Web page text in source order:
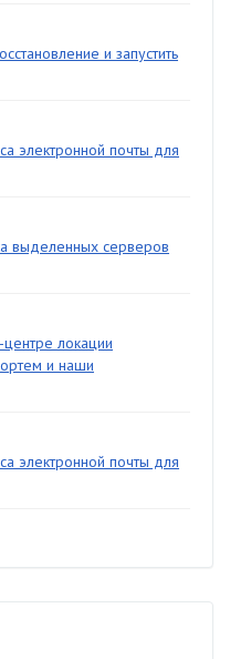
и запустить
электронной почты для
выделенных серверов
локации
и наши
электронной почты для